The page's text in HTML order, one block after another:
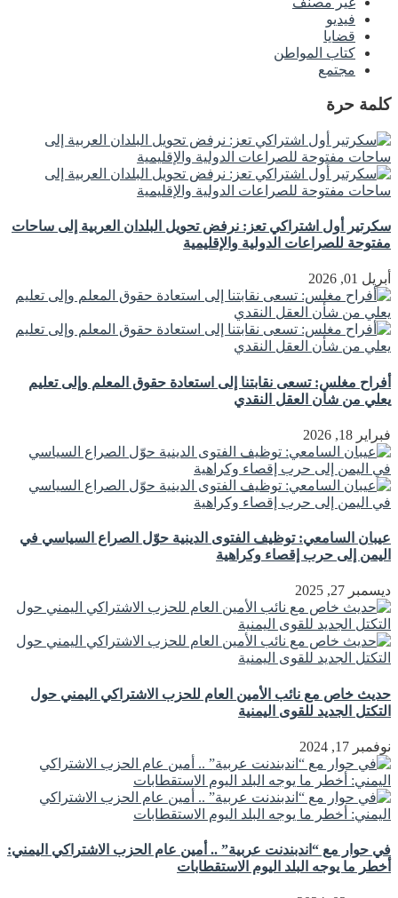
فيديو
قضايا
كتاب المواطن
مجتمع
كلمة حرة
سكرتير أول اشتراكي تعز: نرفض تحويل البلدان العربية إلى ساحات
مفتوحة للصراعات الدولية والإقليمية
أبريل 01, 2026
أفراح مغلس: تسعى نقابتنا إلى استعادة حقوق المعلم وإلى تعليم
يعلي من شأن العقل النقدي
فبراير 18, 2026
عيبان السامعي: توظيف الفتوى الدينية حوّل الصراع السياسي في
اليمن إلى حرب إقصاء وكراهية
ديسمبر 27, 2025
حديث خاص مع نائب الأمين العام للحزب الاشتراكي اليمني حول
التكتل الجديد للقوى اليمنية
نوفمبر 17, 2024
في حوار مع “اندبندنت عربية” .. أمين عام الحزب الاشتراكي اليمني:
أخطر ما يوجه البلد اليوم الاستقطابات